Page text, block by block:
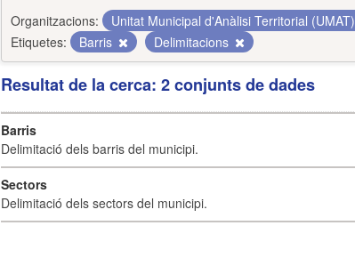
Organitzacions:
Unitat Municipal d'Anàlisi Territorial (UMAT)
Etiquetes:
Barris Delimitacions
Resultat de la cerca: 2 conjunts de dades
Barris
Delimitació dels barris del municipi.
Sectors
Delimitació dels sectors del municipi.